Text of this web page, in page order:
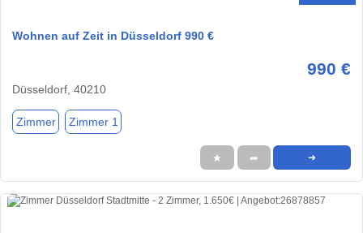
Wohnen auf Zeit in Düsseldorf 990 €
990 €
Düsseldorf, 40210
Zimmer Zimmer 1
★ ➦ ➜